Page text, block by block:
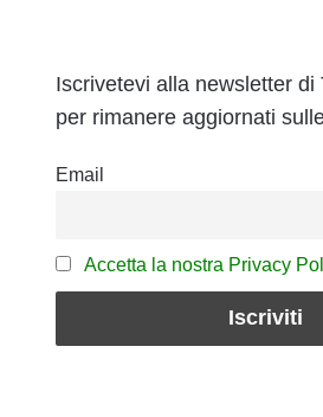
Iscrivetevi alla newsletter di
per rimanere aggiornati
Email
Accetta la nostra Privacy